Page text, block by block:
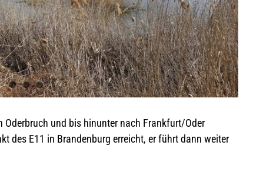
und bis hin­un­ter nach Frankfurt/Oder
des E11 in Bran­den­burg erreicht, er führt dann wei­ter